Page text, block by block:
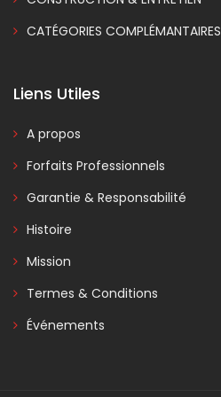
CATÉGORIES COMPLÉMANTAIRES
Liens Utiles
A propos
Forfaits Professionnels
Garantie & Responsabilité
Histoire
Mission
Termes & Conditions
Événements